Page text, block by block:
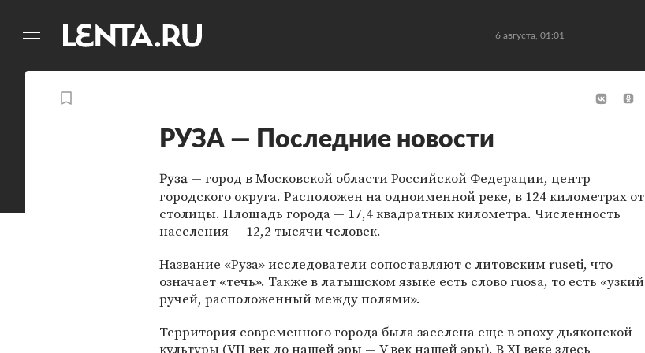
6 августа, 01:01
РУЗА — Последние новости
Руза — город вМосковской областиРоссийской Федерации, центр
городского округа. Расположен на одноименной реке, в 124 километрах от
столицы. Площадь города — 17,4 квадратных километра. Численность
населения — 12,2 тысячи человек.
Название «Руза» исследователи сопоставляют с литовским ruseti, что
означает «течь». Также в латышском языке есть слово ruosa, то есть «узкий
ручей, расположенный между полями».
Территория современного города была заселена еще в эпоху дьяконской
культуры (VII век до нашей эры — V век нашей эры). В XI веке здесь